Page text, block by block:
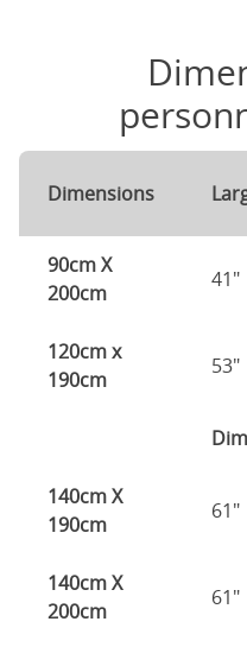
Dimensions
90cm X
200cm
41"
120cm x
190cm
53"
140cm X
190cm
61"
140cm X
200cm
61"